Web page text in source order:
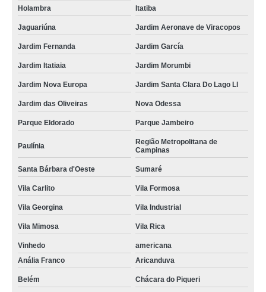
Holambra
Itatiba
Jaguariúna Jardim Aeronave de Viracopos
Jardim Fernanda Jardim García
Jardim Itatiaia Jardim Morumbi
Jardim Nova Europa Jardim Santa Clara Do Lago Ll
Jardim das Oliveiras Nova Odessa
Parque Eldorado Parque Jambeiro
Paulínia
Região Metropolitana de
Campinas
Santa Bárbara d'Oeste Sumaré
Vila Carlito Vila Formosa
Vila Georgina Vila Industrial
Vila Mimosa Vila Rica
Vinhedo
americana
Anália Franco
Aricanduva
Belém Chácara do Piqueri